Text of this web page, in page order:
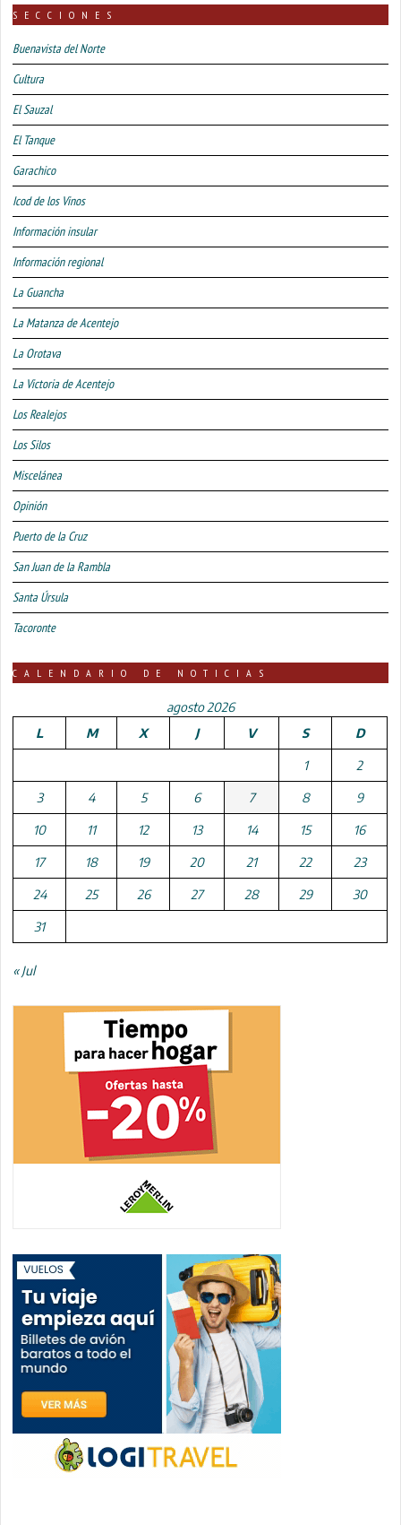
SECCIONES
Buenavista del Norte
Cultura
El Sauzal
El Tanque
Garachico
Icod de los Vinos
Información insular
Información regional
La Guancha
La Matanza de Acentejo
La Orotava
La Victoria de Acentejo
Los Realejos
Los Silos
Miscelánea
Opinión
Puerto de la Cruz
San Juan de la Rambla
Santa Úrsula
Tacoronte
CALENDARIO DE NOTICIAS
agosto 2026
L
M X J V S D
1 2
3 4 5 6 7 8 9
10 11 12 13 14 15 16
17 18 19 20 21 22 23
24 25 26 27 28 29 30
31
« Jul